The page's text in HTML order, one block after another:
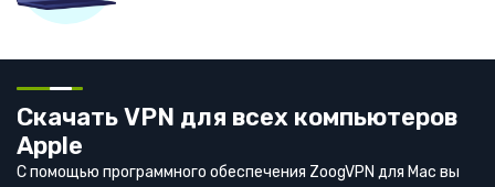
Скачать VPN для всех компьютеров
Apple
С помощью программного обеспечения ZoogVPN для Mac вы